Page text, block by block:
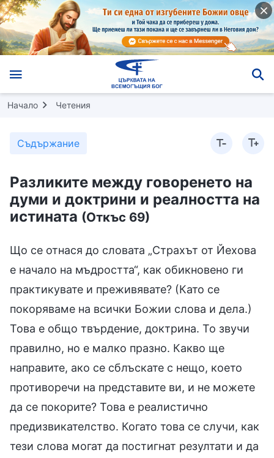
Начало Четения
Съдържание
Разликите между говоренето на
думи и доктрини и реалността на
истината (Откъс 69)
Що се отнася до словата „Страхът от Йехова
е начало на мъдростта“, как обикновено ги
практикувате и преживявате? (Като се
покоряваме на всички Божии слова и дела.)
Това е общо твърдение, доктрина. То звучи
правилно, но е малко празно. Какво ще
направите, ако се сблъскате с нещо, което
противоречи на представите ви, и не можете
да се покорите? Това е реалистично
предизвикателство. Когато това се случи, как
тези слова могат да постигнат резултати и да